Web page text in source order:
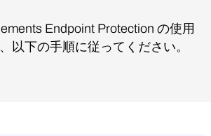
Endpoint Protection の使用
以下の手順に従ってください。